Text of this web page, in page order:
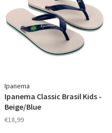
Ipanema
Ipanema Classic Brasil Kids -
Beige/Blue
€18,99